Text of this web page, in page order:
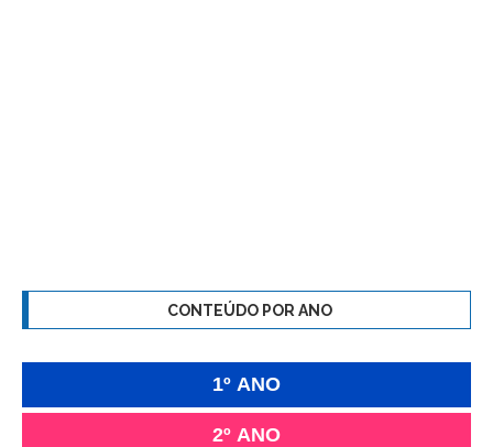
CONTEÚDO POR ANO
1º ANO
2º ANO